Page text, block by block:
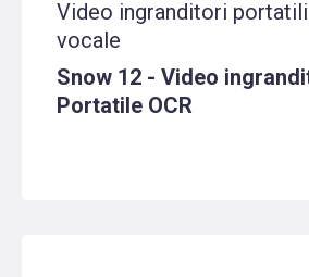
Video ingranditori
vocale
Snow 12 - Video
Portatile OCR